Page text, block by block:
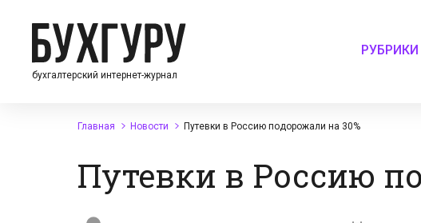
бухгалтерский интернет-журнал
РУБРИКИ
Главная Новости Путевки в Россию подорожали на 30%
Путевки в Россию